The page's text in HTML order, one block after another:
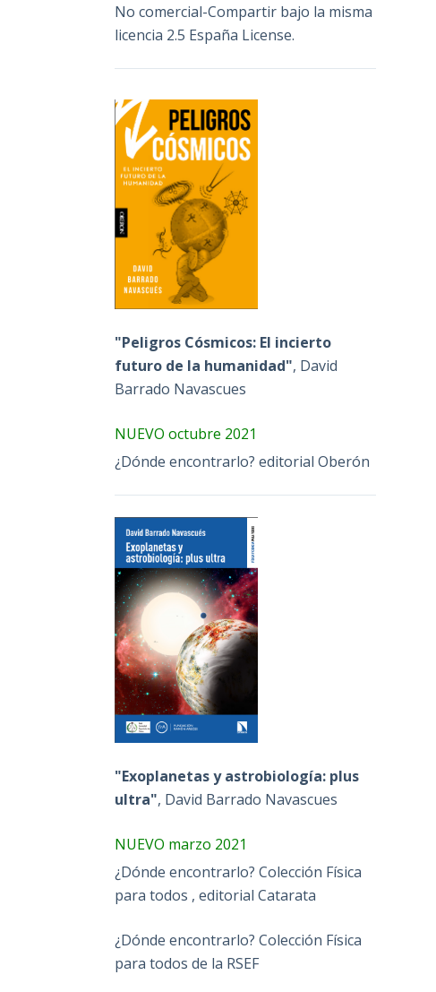
No comercial-Compartir bajo la misma
licencia 2.5 España License.
"Peligros Cósmicos: El incierto
futuro de la humanidad", David
Barrado Navascues
NUEVO octubre 2021
¿Dónde encontrarlo? editorial Oberón
"Exoplanetas y astrobiología: plus
ultra", David Barrado Navascues
NUEVO marzo 2021
¿Dónde encontrarlo? Colección Física
para todos , editorial Catarata
¿Dónde encontrarlo? Colección Física
para todos de la RSEF